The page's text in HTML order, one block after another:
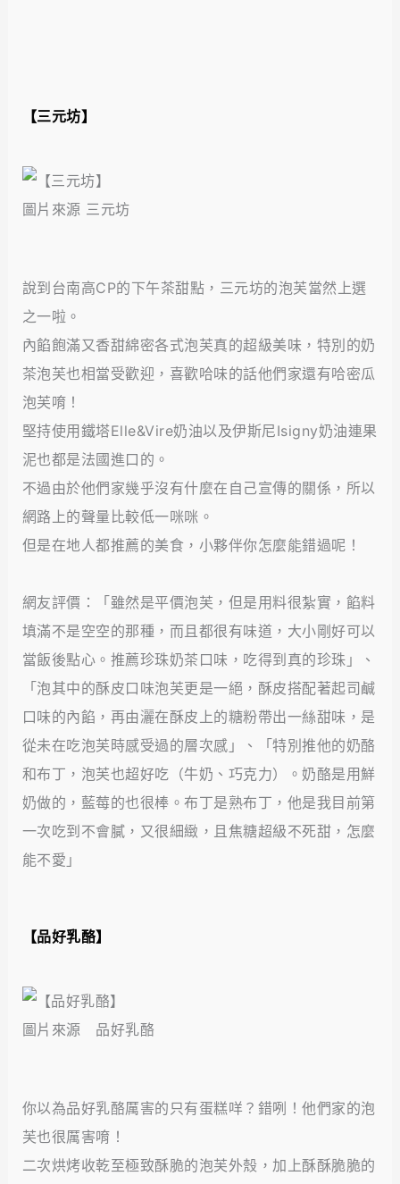
【三元坊】
圖片來源 三元坊
說到台南高CP的下午茶甜點，三元坊的泡芙當然上選
之一啦。
內餡飽滿又香甜綿密各式泡芙真的超級美味，特別的奶
茶泡芙也相當受歡迎，喜歡哈味的話他們家還有哈密瓜
泡芙唷！
堅持使用鐵塔Elle&Vire奶油以及伊斯尼Isigny奶油連果
泥也都是法國進口的。
不過由於他們家幾乎沒有什麼在自己宣傳的關係，所以
網路上的聲量比較低一咪咪。
但是在地人都推薦的美食，小夥伴你怎麼能錯過呢！
網友評價：「雖然是平價泡芙，但是用料很紮實，餡料
填滿不是空空的那種，而且都很有味道，大小剛好可以
當飯後點心。推薦珍珠奶茶口味，吃得到真的珍珠」、
「泡其中的酥皮口味泡芙更是一絕，酥皮搭配著起司鹹
口味的內餡，再由灑在酥皮上的糖粉帶出一絲甜味，是
從未在吃泡芙時感受過的層次感」、「特別推他的奶酪
和布丁，泡芙也超好吃（牛奶、巧克力）。奶酪是用鮮
奶做的，藍莓的也很棒。布丁是熟布丁，他是我目前第
一次吃到不會膩，又很細緻，且焦糖超級不死甜，怎麼
能不愛」
【品好乳酪】
圖片來源 品好乳酪
你以為品好乳酪厲害的只有蛋糕咩？錯咧！他們家的泡
芙也很厲害唷！
二次烘烤收乾至極致酥脆的泡芙外殼，加上酥酥脆脆的